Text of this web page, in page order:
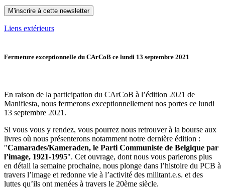
Liens extérieurs
Fermeture exceptionnelle du CArCoB ce lundi 13 septembre 2021
En raison de la participation du CArCoB à l’édition 2021 de
Manifiesta, nous fermerons exceptionnellement nos portes ce lundi
13 septembre 2021.
Si vous vous y rendez, vous pourrez nous retrouver à la bourse aux
livres où nous présenterons notamment notre dernière édition :
"Camarades/Kameraden, le Parti Communiste de Belgique par
l’image, 1921-1995". Cet ouvrage, dont nous vous parlerons plus
en détail la semaine prochaine, nous plonge dans l’histoire du PCB à
travers l’image et redonne vie à l’activité des militant.e.s. et des
luttes qu’ils ont menées à travers le 20ème siècle.